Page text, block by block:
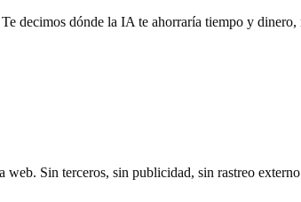
decimos dónde la IA te ahorraría tiempo y dinero,
web. Sin terceros, sin publicidad, sin rastreo